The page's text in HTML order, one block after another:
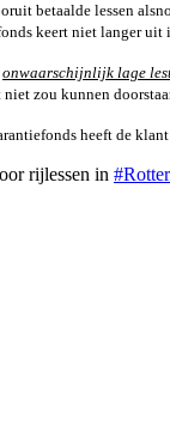
betaalde lessen
keert niet langer uit
onwaarschijnlijk lage
zou kunnen
heeft de
rijlessen in